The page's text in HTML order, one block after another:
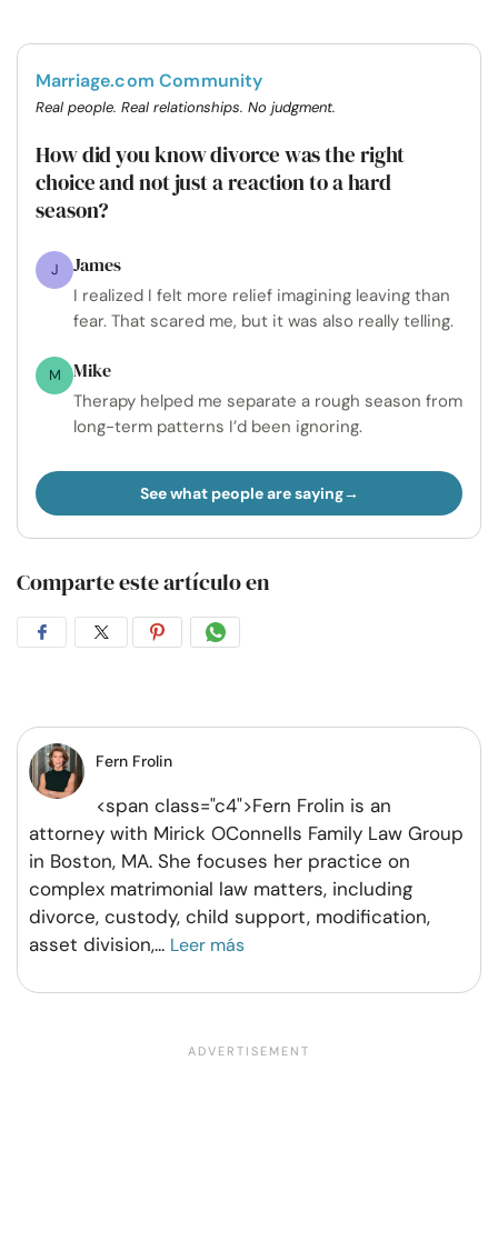
Marriage.com Community
Real people. Real relationships. No judgment.
How did you know divorce was the right
choice and not just a reaction to a hard
season?
J James
I realized I felt more relief imagining leaving than
fear. That scared me, but it was also really telling.
M Mike
Therapy helped me separate a rough season from
long-term patterns I’d been ignoring.
See what people are saying
Comparte este artículo en
CompartirCompartirCompartirCompartir
Fern Frolin
<span class="c4">Fern Frolin is an
attorney with Mirick OConnells Family Law Group
in Boston, MA. She focuses her practice on
complex matrimonial law matters, including
divorce, custody, child support, modification,
asset division,... Leer más